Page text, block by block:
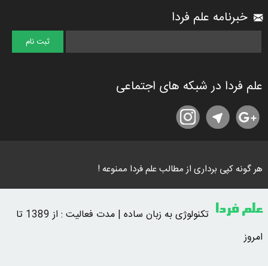
خبرنامه علم فردا
علم فردا در شبکه های اجتماعی
هر گونه کپی برداری از مطالب علم فردا ممنوعه !
علم فردا
تکنولوژی به زبان ساده | مدت فعالیت : از 1389 تا
امروز